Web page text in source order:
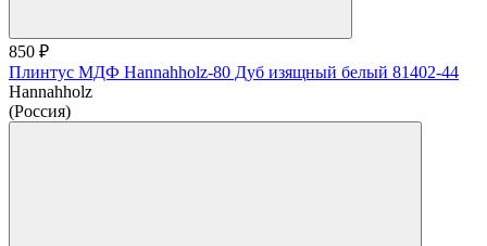
850 ₽
Плинтус МДФ Hannahholz-80 Дуб изящный белый 81402-44
Hannahholz
(Россия)